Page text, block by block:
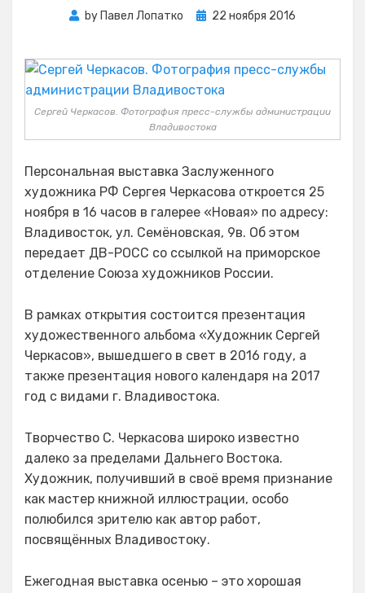
by Павел Лопатко
Posted
22 ноября 2016
Сергей Черкасов. Фотография пресс-службы администрации
Владивостока
Персональная выставка Заслуженного
художника РФ Сергея Черкасова откроется 25
ноября в 16 часов в галерее «Новая» по адресу:
Владивосток, ул. Семёновская, 9в. Об этом
передает ДВ-РОСС со ссылкой на приморское
отделение Союза художников России.
В рамках открытия состоится презентация
художественного альбома «Художник Сергей
Черкасов», вышедшего в свет в 2016 году, а
также презентация нового календаря на 2017
год с видами г. Владивостока.
Творчество С. Черкасова широко известно
далеко за пределами Дальнего Востока.
Художник, получивший в своё время признание
как мастер книжной иллюстрации, особо
полюбился зрителю как автор работ,
посвящённых Владивостоку.
Ежегодная выставка осенью – это хорошая